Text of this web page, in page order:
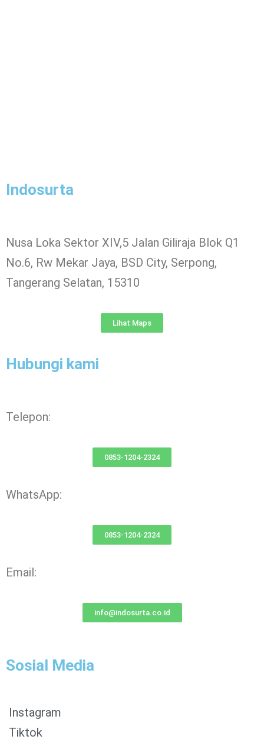
Indosurta
Nusa Loka Sektor XIV,5 Jalan Giliraja Blok Q1
No.6, Rw Mekar Jaya, BSD City, Serpong,
Tangerang Selatan, 15310
Lihat Maps
Hubungi kami
Telepon:
0853-1204-2324
WhatsApp:
0853-1204-2324
Email:
info@indosurta.co.id
Sosial Media
Instagram
Tiktok